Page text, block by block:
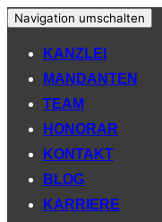
Navigation umschalten
KANZLEI
MANDANTEN
TEAM
HONORAR
KONTAKT
BLOG
KARRIERE